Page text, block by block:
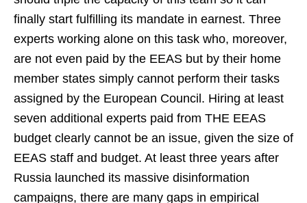
finally start fulfilling its mandate in earnest. Three
experts working alone on this task who, moreover,
are not even paid by the EEAS but by their home
member states simply cannot perform their tasks
assigned by the European Council. Hiring at least
seven additional experts paid from THE EEAS
budget clearly cannot be an issue, given the size of
EEAS staff and budget. At least three years after
Russia launched its massive disinformation
campaigns, there are many gaps in empirical